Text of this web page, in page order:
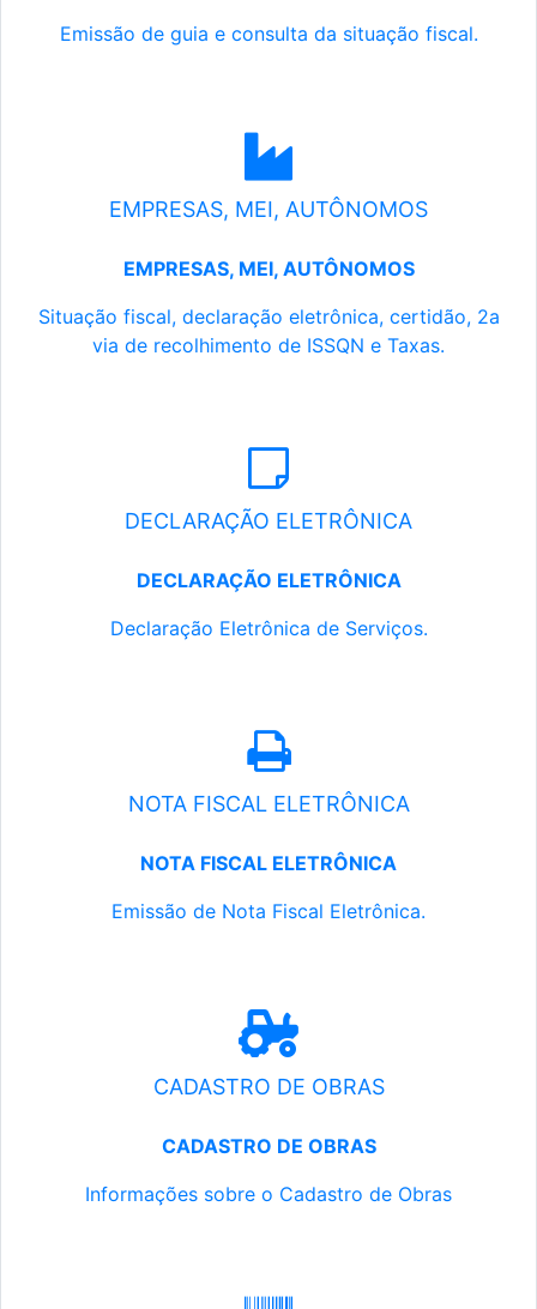
Emissão de guia e consulta da situação fiscal.
EMPRESAS, MEI, AUTÔNOMOS
EMPRESAS, MEI, AUTÔNOMOS
Situação fiscal, declaração eletrônica, certidão, 2a
via de recolhimento de ISSQN e Taxas.
DECLARAÇÃO ELETRÔNICA
DECLARAÇÃO ELETRÔNICA
Declaração Eletrônica de Serviços.
NOTA FISCAL ELETRÔNICA
NOTA FISCAL ELETRÔNICA
Emissão de Nota Fiscal Eletrônica.
CADASTRO DE OBRAS
CADASTRO DE OBRAS
Informações sobre o Cadastro de Obras